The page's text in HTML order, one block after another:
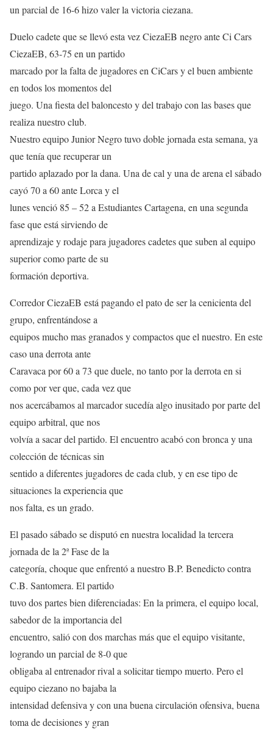
un parcial de 16-6 hizo valer la victoria ciezana.
Duelo cadete que se llevó esta vez CiezaEB negro ante Ci Cars
CiezaEB, 63-75 en un partido
marcado por la falta de jugadores en CiCars y el buen ambiente
en todos los momentos del
juego. Una fiesta del baloncesto y del trabajo con las bases que
realiza nuestro club.
Nuestro equipo Junior Negro tuvo doble jornada esta semana, ya
que tenía que recuperar un
partido aplazado por la dana. Una de cal y una de arena el sábado
cayó 70 a 60 ante Lorca y el
lunes venció 85 – 52 a Estudiantes Cartagena, en una segunda
fase que está sirviendo de
aprendizaje y rodaje para jugadores cadetes que suben al equipo
superior como parte de su
formación deportiva.
Corredor CiezaEB está pagando el pato de ser la cenicienta del
grupo, enfrentándose a
equipos mucho mas granados y compactos que el nuestro. En este
caso una derrota ante
Caravaca por 60 a 73 que duele, no tanto por la derrota en si
como por ver que, cada vez que
nos acercábamos al marcador sucedía algo inusitado por parte del
equipo arbitral, que nos
volvía a sacar del partido. El encuentro acabó con bronca y una
colección de técnicas sin
sentido a diferentes jugadores de cada club, y en ese tipo de
situaciones la experiencia que
nos falta, es un grado.
El pasado sábado se disputó en nuestra localidad la tercera
jornada de la 2ª Fase de la
categoría, choque que enfrentó a nuestro B.P. Benedicto contra
C.B. Santomera. El partido
tuvo dos partes bien diferenciadas: En la primera, el equipo local,
sabedor de la importancia del
encuentro, salió con dos marchas más que el equipo visitante,
logrando un parcial de 8-0 que
obligaba al entrenador rival a solicitar tiempo muerto. Pero el
equipo ciezano no bajaba la
intensidad defensiva y con una buena circulación ofensiva, buena
toma de decisiones y gran